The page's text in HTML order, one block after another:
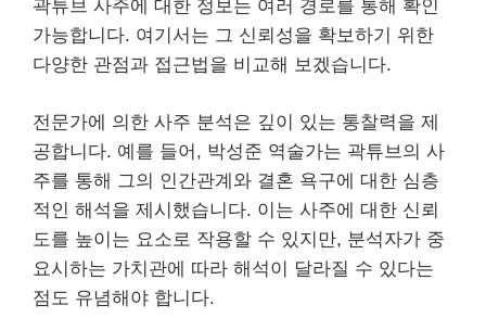
곽튜브 사주에 대한 정보는 여러 경로를 통해 확인
가능합니다. 여기서는 그 신뢰성을 확보하기 위한
다양한 관점과 접근법을 비교해 보겠습니다.
전문가에 의한 사주 분석은 깊이 있는 통찰력을 제
공합니다. 예를 들어, 박성준 역술가는 곽튜브의 사
주를 통해 그의 인간관계와 결혼 욕구에 대한 심층
적인 해석을 제시했습니다. 이는 사주에 대한 신뢰
도를 높이는 요소로 작용할 수 있지만, 분석자가 중
요시하는 가치관에 따라 해석이 달라질 수 있다는
점도 유념해야 합니다.